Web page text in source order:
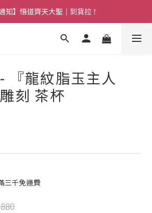
系列！四種寶物幫你財運「轉」進來
知】悟道齊天大聖｜到貨拉！
系列！四種寶物幫你財運「轉」進來
『龍紋脂玉主人
刻 茶杯
三千免運費